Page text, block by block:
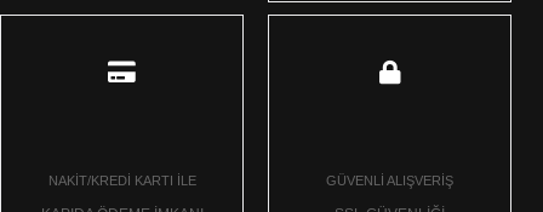
NAKİT/KREDİ KARTI İLE GÜVENLİ ALIŞVERİŞ